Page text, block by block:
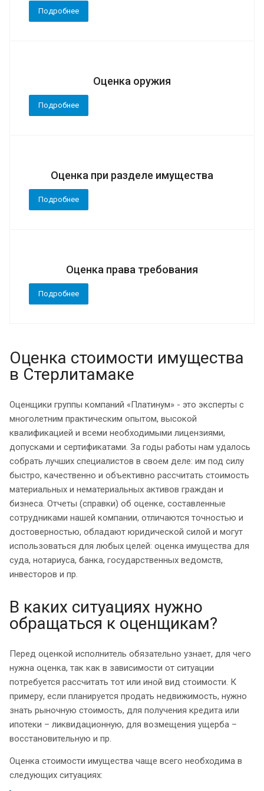
Подробнее
Оценка оружия
Подробнее
Оценка при разделе имущества
Подробнее
Оценка права требования
Подробнее
Оценка стоимости имущества
в Стерлитамаке
Оценщики группы компаний «Платинум» - это эксперты с
многолетним практическим опытом, высокой
квалификацией и всеми необходимыми лицензиями,
допусками и сертификатами. За годы работы нам удалось
собрать лучших специалистов в своем деле: им под силу
быстро, качественно и объективно рассчитать стоимость
материальных и нематериальных активов граждан и
бизнеса. Отчеты (справки) об оценке, составленные
сотрудниками нашей компании, отличаются точностью и
достоверностью, обладают юридической силой и могут
использоваться для любых целей: оценка имущества для
суда, нотариуса, банка, государственных ведомств,
инвесторов и пр.
В каких ситуациях нужно
обращаться к оценщикам?
Перед оценкой исполнитель обязательно узнает, для чего
нужна оценка, так как в зависимости от ситуации
потребуется рассчитать тот или иной вид стоимости. К
примеру, если планируется продать недвижимость, нужно
знать рыночную стоимость, для получения кредита или
ипотеки – ликвидационную, для возмещения ущерба –
восстановительную и пр.
Оценка стоимости имущества чаще всего необходима в
следующих ситуациях: